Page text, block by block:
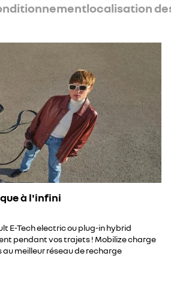
localisation
à l'infini
E-Tech electric ou plug-in hybrid
pendant vos trajets ! Mobilize charge
au meilleur réseau de recharge